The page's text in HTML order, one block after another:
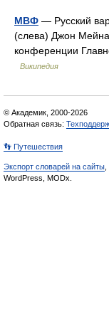
МВФ — Русский
(слева) Джон
конференции
Википедия
© Академик, 2000-2026
Обратная связь:
👣 Путешествия
Экспорт словарей на сайты
WordPress, MODx.